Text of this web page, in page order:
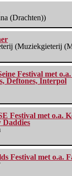
(Drachten))
(Muziekgieterij
Festival met
Deftones, Interpol
Festival met o.a.
Festival met o.a.